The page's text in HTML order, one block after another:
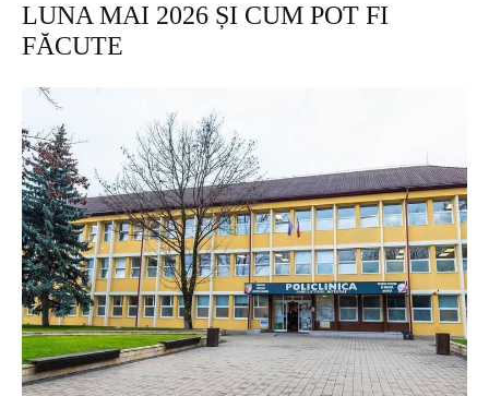
LUNA MAI 2026 ȘI CUM POT FI
FĂCUTE